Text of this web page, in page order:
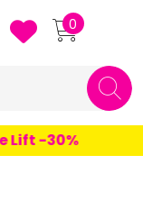
Pharmacie
0
Lift -30%